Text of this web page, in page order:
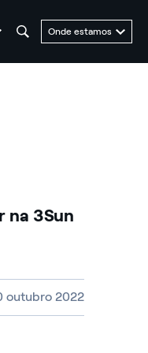
la linguaOnde estamos
na 3Sun
outubro 2022